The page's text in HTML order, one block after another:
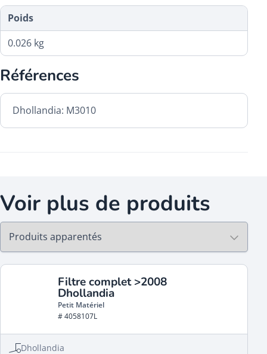
Poids
0.026 kg
Références
Dhollandia: M3010
Voir plus de produits
Filtre complet >2008
Dhollandia
Petit Matériel
# 4058107L
Dhollandia